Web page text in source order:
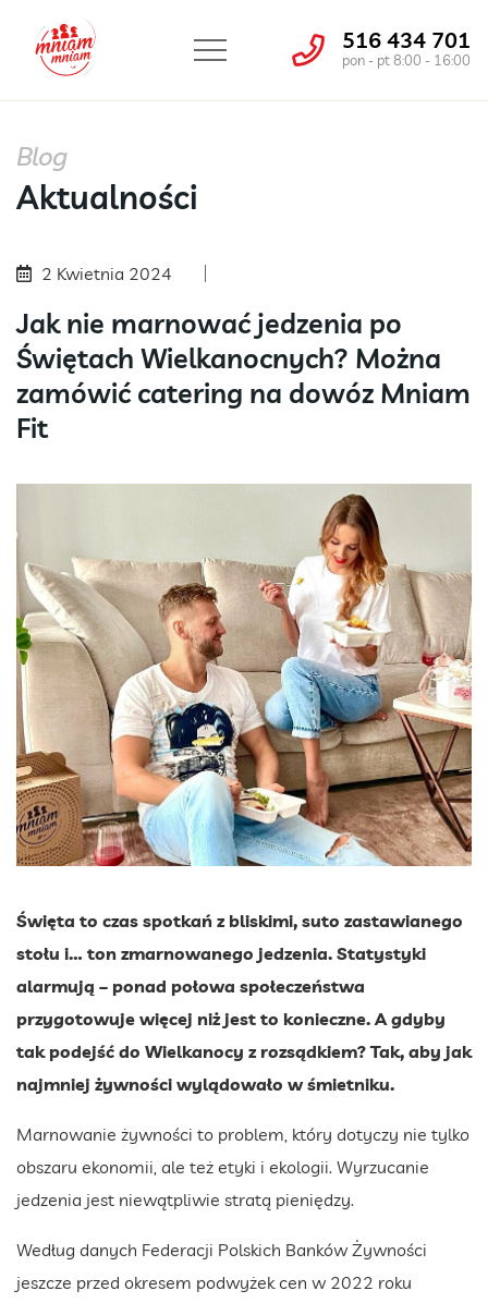
516 434 701
pon - pt 8:00 - 16:00
Blog
Aktualności
2 Kwietnia 2024
Jak nie marnować jedzenia po
Świętach Wielkanocnych? Można
zamówić catering na dowóz Mniam
Fit
Święta to czas spotkań z bliskimi, suto zastawianego
stołu i… ton zmarnowanego jedzenia. Statystyki
alarmują – ponad połowa społeczeństwa
przygotowuje więcej niż jest to konieczne. A gdyby
tak podejść do Wielkanocy z rozsądkiem? Tak, aby jak
najmniej żywności wylądowało w śmietniku.
Marnowanie żywności to problem, który dotyczy nie tylko
obszaru ekonomii, ale też etyki i ekologii. Wyrzucanie
jedzenia jest niewątpliwie stratą pieniędzy.
Według danych Federacji Polskich Banków Żywności
jeszcze przed okresem podwyżek cen w 2022 roku